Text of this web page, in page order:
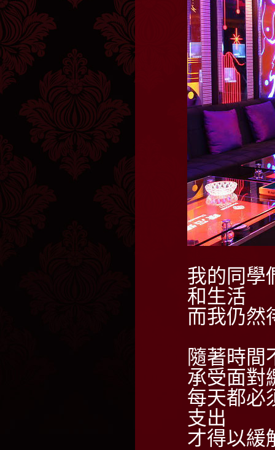
我的同學
和生活
而我仍然
隨著時間
承受面對
每天都必
支出
才得以緩